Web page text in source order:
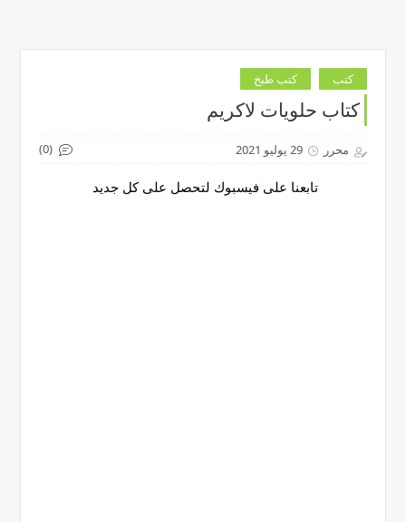
كتب كتب طبخ
كتاب حلويات لاكريم
محرر 29 يوليو 2021 (0)
تابعنا على فيسبوك لتحصل على كل جديد